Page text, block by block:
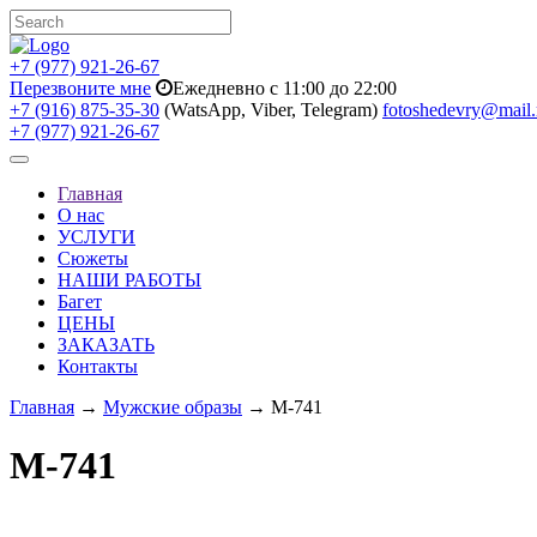
+7 (977) 921-26-67
Перезвоните мне
Ежедневно с 11:00 до 22:00
+7 (916) 875-35-30 (WatsApp, Viber, Telegram)
+7 (977) 921-26-67
Toggle
navigationГлавная
О нас
УСЛУГИ
Сюжеты
НАШИ РАБОТЫ
Багет
ЦЕНЫ
ЗАКАЗАТЬ
Контакты
Главная → Мужские образы → M-741
M-741